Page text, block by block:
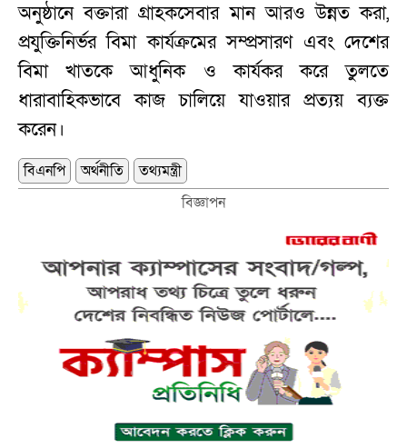
অনুষ্ঠানে বক্তারা গ্রাহকসেবার মান আরও উন্নত করা,
প্রযুক্তিনির্ভর বিমা কার্যক্রমের সম্প্রসারণ এবং দেশের
বিমা খাতকে আধুনিক ও কার্যকর করে তুলতে
ধারাবাহিকভাবে কাজ চালিয়ে যাওয়ার প্রত্যয় ব্যক্ত
করেন।
বিএনপি অর্থনীতি
তথ্যমন্ত্রী
বিজ্ঞাপন